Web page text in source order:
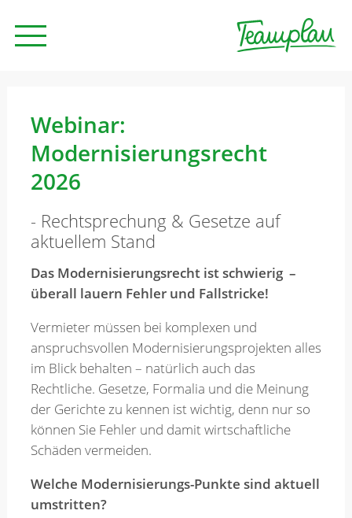
Beratung
Unternehmen
News
Kontakt
Merkzettel
Newsletter
Webinar:
Modernisierungsrecht
2026
- Rechtsprechung & Gesetze auf
aktuellem Stand
Das Modernisierungsrecht ist schwierig –
überall lauern Fehler und Fallstricke!
Vermieter müssen bei komplexen und
anspruchsvollen Modernisierungsprojekten alles
im Blick behalten – natürlich auch das
Rechtliche. Gesetze, Formalia und die Meinung
der Gerichte zu kennen ist wichtig, denn nur so
können Sie Fehler und damit wirtschaftliche
Schäden vermeiden.
Welche Modernisierungs-Punkte sind aktuell
umstritten?